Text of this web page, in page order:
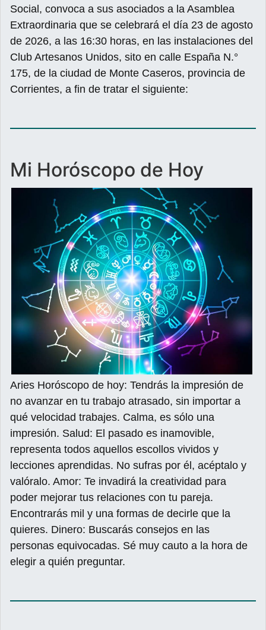
Social, convoca a sus asociados a la Asamblea
Extraordinaria que se celebrará el día 23 de agosto
de 2026, a las 16:30 horas, en las instalaciones del
Club Artesanos Unidos, sito en calle España N.°
175, de la ciudad de Monte Caseros, provincia de
Corrientes, a fin de tratar el siguiente:
Mi Horóscopo de Hoy
Aries Horóscopo de hoy: Tendrás la impresión de
no avanzar en tu trabajo atrasado, sin importar a
qué velocidad trabajes. Calma, es sólo una
impresión. Salud: El pasado es inamovible,
representa todos aquellos escollos vividos y
lecciones aprendidas. No sufras por él, acéptalo y
valóralo. Amor: Te invadirá la creatividad para
poder mejorar tus relaciones con tu pareja.
Encontrarás mil y una formas de decirle que la
quieres. Dinero: Buscarás consejos en las
personas equivocadas. Sé muy cauto a la hora de
elegir a quién preguntar.